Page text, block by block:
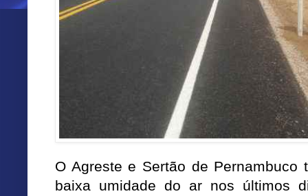
O Agreste e Sertão de Pernambuco
baixa umidade do ar nos últimos